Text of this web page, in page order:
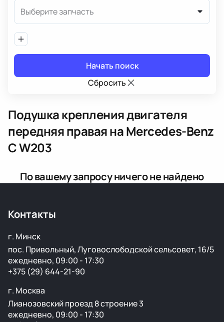
Выберите запчасть
Начать поиск
Сбросить
Подушка крепления двигателя
передняя праваяна Mercedes-Benz
C W203
По вашему запросу ничего не найдено
Контакты
г. Минск
пос. Привольный, Луговослободской сельсовет, 16/5
ежедневно, 09:00 - 17:30
+375 (29) 644-21-90
г. Москва
Лианозовский проезд 8 строение 3
ежедневно, 09:00 - 17:30